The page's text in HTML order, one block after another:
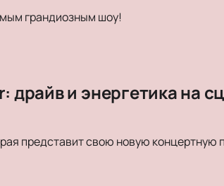
грандиозным шоу!
и энергетика на
представит свою новую концертную